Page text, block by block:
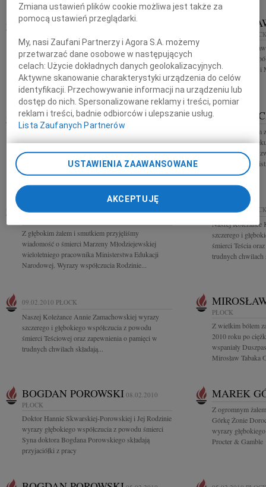
12.02.2010PŁOCK
Wyrazy głębokiego współczucia Tomaszowi
Chrobocińskiemu w związku ze śmiercią Ojca
składają Zarząd, Rada Nadzorcza i pracownicy
SABA MED Sp.z o.o.
Rodzinie
najgłębszego
pracownicy B.P. i
MAREK MILEWSKI 11.02.2010
PŁOCK
Z głębokim żalem i smutkiem przyjęliśmy
wiadomość o śmierci naszego Kolegi i
współpracownika Marka Milewskiego wyrazy
głębokiego współczucia oraz szczerego żalu Rodzinie
i...
MARIAN
Z głębokim
2010 roku w
Cieślak profesor
Wydziale
MARZENA MŁODZIEJEWSKA
Z głębokim żalem i smutkiem przyjęliśmy
wiadomość o śmierci Marzeny Młodziejewskiej
wieloletniego pracownika Ministerstwa Edukacji
Narodowej. Wyrazy współczucia Rodzinie...
09.02.2010
Naszej Koleżance
szczerego i
śmierci Teścia
trudnych chwilach
09.02.2010 PŁOCK
Naszej Koleżance Annie Zamachowskiej wyrazy
szczerego i głębokiego współczucia z powodu
śmierci Teściowej oraz zapewnienia o pamięci w
trudnych chwilach składają...
PŁOCK
Z wielkim bólem
2010 roku po
wspaniały
Mirosław Tabaka
BOGDAN POROWSKI 08.02.2010
PŁOCK
Doktor Hannie Skwarskiej-Porowskiej i Jej Rodzinie
wyrazy głębokiego współczucia z powodu śmierci
Syna doktora Bogdana Porowskiego składają
przyjaciółki z pracy
MAREK
Z ogromnym
Górkę Żonie
wyrazy
Procter & Gamble
Zmiana ustawień plików cookie możliwa jest także za
pomocą ustawień przeglądarki.
My, nasi Zaufani Partnerzy i Agora S.A. możemy
przetwarzać dane osobowe w następujących
celach:Użycie dokładnych danych geolokalizacyjnych.
Aktywne skanowanie charakterystyki urządzenia do celów
identyfikacji. Przechowywanie informacji na urządzeniu lub
dostęp do nich. Spersonalizowane reklamy i treści, pomiar
reklam i treści, badnie odbiorców i ulepszanie usług.
Lista Zaufanych Partnerów
USTAWIENIA ZAAWANSOWANE
AKCEPTUJĘ